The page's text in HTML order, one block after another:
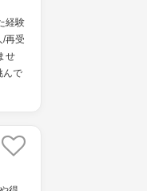
経験
/再受
せ
んで